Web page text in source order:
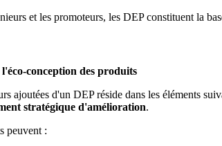
et les promoteurs, les DEP constituent la
conception des produits
ajoutées d'un DEP réside dans les éléments
stratégique d'amélioration.
peuvent :